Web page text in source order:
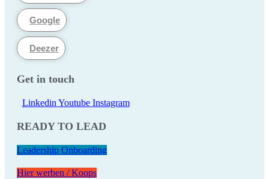
Google
Deezer
Get in touch
Linkedin Youtube Instagram
READY TO LEAD
Leadership Onboarding
Hier werben / Koops